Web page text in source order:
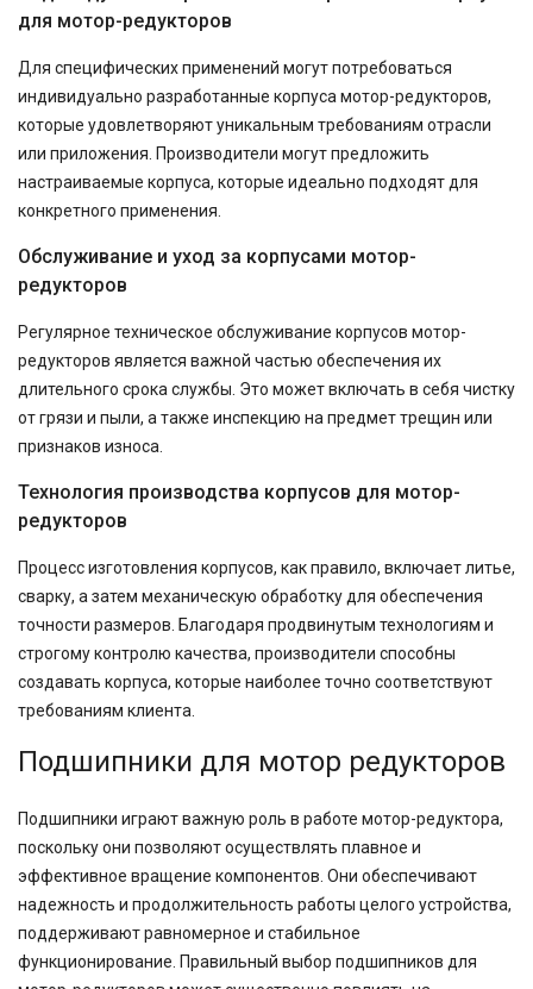
для мотор-редукторов
Для специфических применений могут потребоваться
индивидуально разработанные корпуса мотор-редукторов,
которые удовлетворяют уникальным требованиям отрасли
или приложения. Производители могут предложить
настраиваемые корпуса, которые идеально подходят для
конкретного применения.
Обслуживание и уход за корпусами мотор-
редукторов
Регулярное техническое обслуживание корпусов мотор-
редукторов является важной частью обеспечения их
длительного срока службы. Это может включать в себя чистку
от грязи и пыли, а также инспекцию на предмет трещин или
признаков износа.
Технология производства корпусов для мотор-
редукторов
Процесс изготовления корпусов, как правило, включает литье,
сварку, а затем механическую обработку для обеспечения
точности размеров. Благодаря продвинутым технологиям и
строгому контролю качества, производители способны
создавать корпуса, которые наиболее точно соответствуют
требованиям клиента.
Подшипники для мотор редукторов
Подшипники играют важную роль в работе мотор-редуктора,
поскольку они позволяют осуществлять плавное и
эффективное вращение компонентов. Они обеспечивают
надежность и продолжительность работы целого устройства,
поддерживают равномерное и стабильное
функционирование. Правильный выбор подшипников для